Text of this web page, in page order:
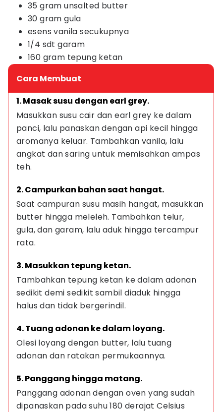
35 gram unsalted butter
30 gram gula
esens vanila secukupnya
1/4 sdt garam
160 gram tepung ketan
Cara Membuat
1. Masak susu dengan earl grey.
Masukkan susu cair dan earl grey ke dalam
panci, lalu panaskan dengan api kecil hingga
aromanya keluar. Tambahkan vanila, lalu
angkat dan saring untuk memisahkan ampas
teh.
2. Campurkan bahan saat hangat.
Saat campuran susu masih hangat, masukkan
butter hingga meleleh. Tambahkan telur,
gula, dan garam, lalu aduk hingga tercampur
rata.
3. Masukkan tepung ketan.
Tambahkan tepung ketan ke dalam adonan
sedikit demi sedikit sambil diaduk hingga
halus dan tidak bergerindil.
4. Tuang adonan ke dalam loyang.
Olesi loyang dengan butter, lalu tuang
adonan dan ratakan permukaannya.
5. Panggang hingga matang.
Panggang adonan dengan oven yang sudah
dipanaskan pada suhu 180 derajat Celsius